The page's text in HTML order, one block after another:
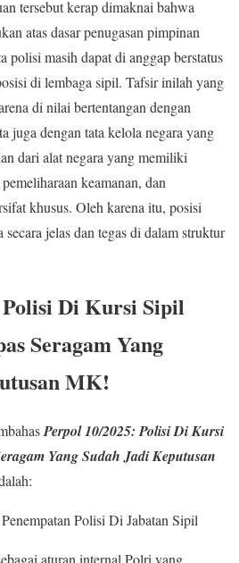
tersebut kerap dimaknai bahwa
atas dasar penugasan pimpinan
polisi masih dapat di anggap berstatus
di lembaga sipil. Tafsir inilah yang
di nilai bertentangan dengan
juga dengan tata kelola negara yang
dari alat negara yang memiliki
keamanan, dan
khusus. Oleh karena itu, posisi
jelas dan tegas di dalam struktur
Di Kursi Sipil
Seragam Yang
MK!
Perpol 10/2025: Polisi Di Kursi
Yang Sudah Jadi Keputusan
Polisi Di Jabatan Sipil
aturan internal Polri yang